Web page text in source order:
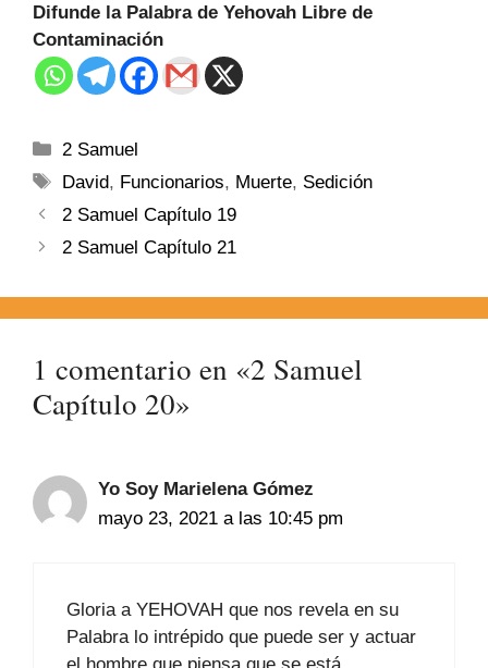
Difunde la Palabra de Yehovah Libre de
Contaminación
2 Samuel
David, Funcionarios, Muerte, Sedición
2 Samuel Capítulo 19
2 Samuel Capítulo 21
1 comentario en «2 Samuel
Capítulo 20»
Yo Soy Marielena Gómez
mayo 23, 2021 a las 10:45 pm
Gloria a YEHOVAH que nos revela en su
Palabra lo intrépido que puede ser y actuar